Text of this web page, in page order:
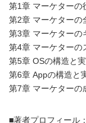
第1章 マーケターの
第2章 マーケターの
第3章 マーケターの
第4章 マーケターの
第5章 OSの構造と
第6章 Appの構造と
第7章 マーケターの
■著者プロフィール